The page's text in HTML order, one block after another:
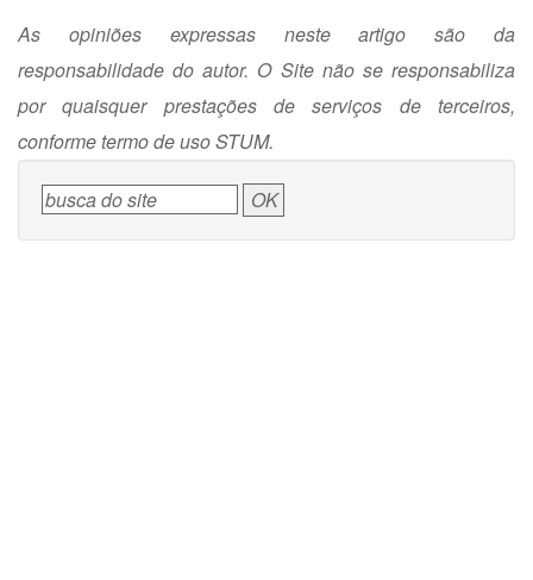
As opiniões expressas neste artigo são da
responsabilidade do autor. O Site não se responsabiliza
por quaisquer prestações de serviços de terceiros,
conforme termo de uso STUM.